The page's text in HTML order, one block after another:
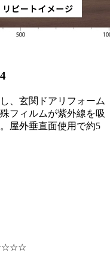
、玄関ドアリフォーム
フィルムが紫外線を吸
屋外垂直面使用で約5